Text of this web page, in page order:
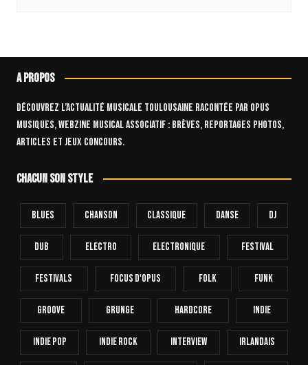
A propos
Découvrez l’actualité musicale toulousaine racontée par OPUS
Musiques, webzine musical associatif : brèves, reportages photos,
articles et jeux concours.
Chacun son style
Blues Chanson Classique Danse Dj
Dub Electro Electronique FESTIVAL
Festivals Focus D'Opus Folk Funk
Groove Grunge Hardcore INDIE
Indie Pop Indie Rock Interview Irlandais